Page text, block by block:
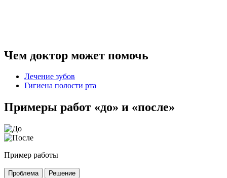
Чем доктор может помочь
Лечение зубов
Гигиена полости рта
Примеры работ «до» и «после»
Пример работы
Проблема Решение